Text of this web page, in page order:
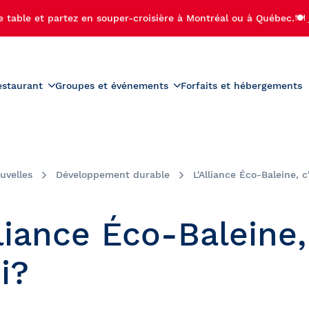
table et partez en souper-croisière à Montréal ou à Québec.🍽️
Île
Carte des boissons
Groupes et événements
aux feux d'artifice
Activités scolaires
Voyages étudiants
Forfaits et hébergements
Développement durable L'Alliance Éco-Baleine,
Éco-